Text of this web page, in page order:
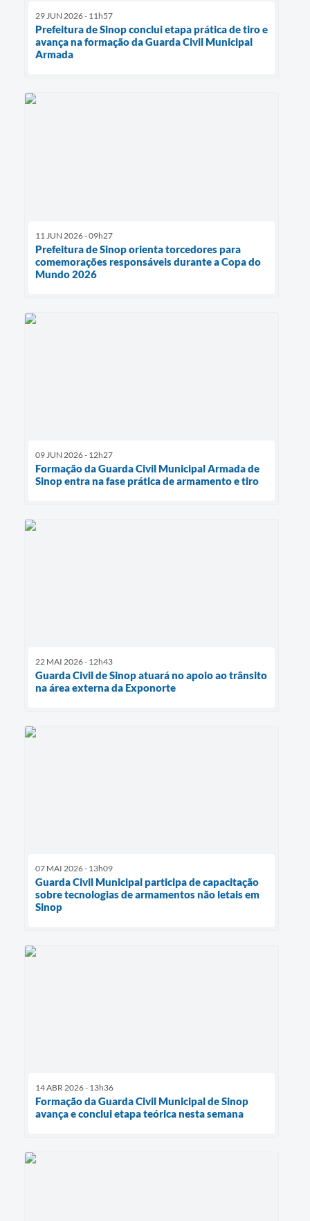
29 JUN 2026 - 11h57
Prefeitura de Sinop conclui etapa prática de tiro e
avança na formação da Guarda Civil Municipal
Armada
11 JUN 2026 - 09h27
Prefeitura de Sinop orienta torcedores para
comemorações responsáveis durante a Copa do
Mundo 2026
09 JUN 2026 - 12h27
Formação da Guarda Civil Municipal Armada de
Sinop entra na fase prática de armamento e tiro
22 MAI 2026 - 12h43
Guarda Civil de Sinop atuará no apoio ao trânsito
na área externa da Exponorte
07 MAI 2026 - 13h09
Guarda Civil Municipal participa de capacitação
sobre tecnologias de armamentos não letais em
Sinop
14 ABR 2026 - 13h36
Formação da Guarda Civil Municipal de Sinop
avança e conclui etapa teórica nesta semana